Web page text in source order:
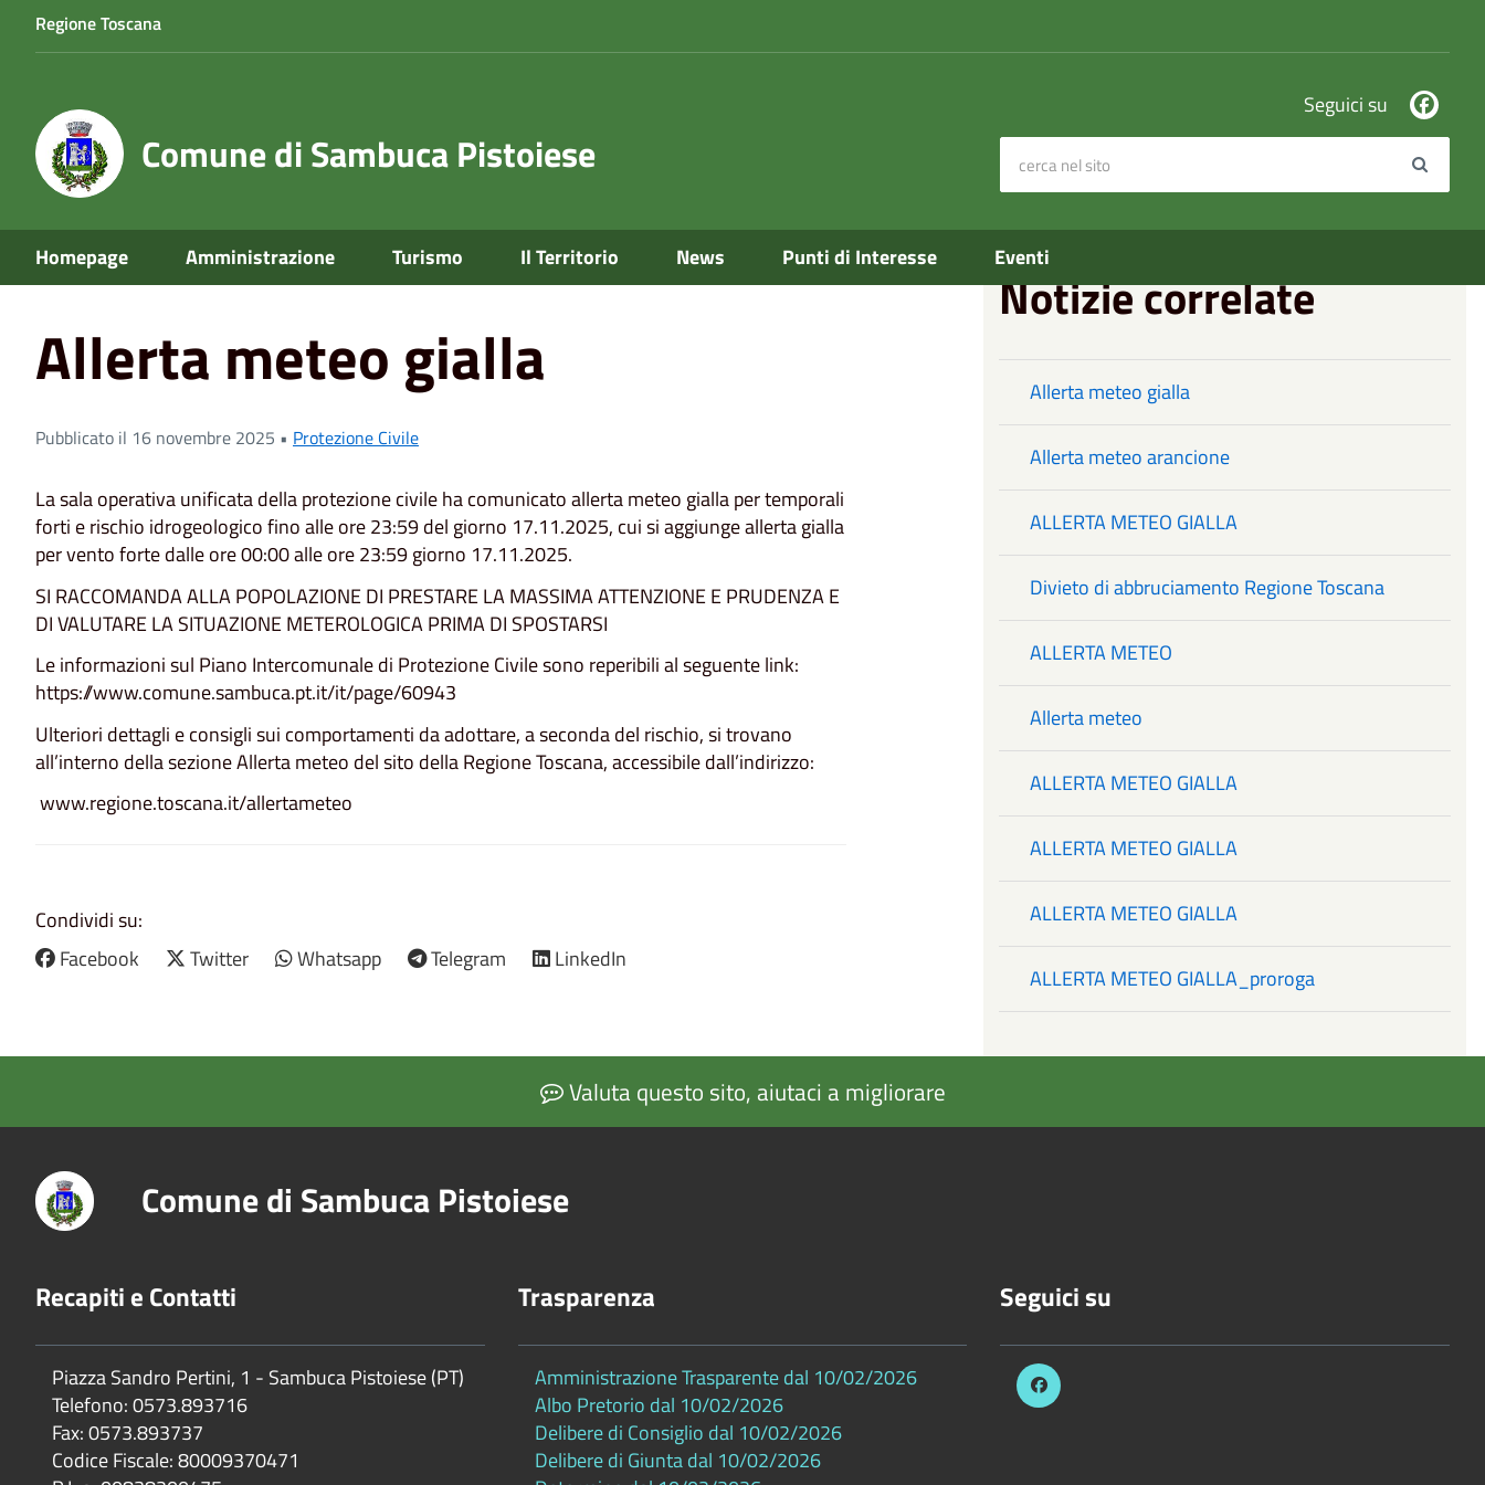
Regione Toscana
Comune di Sambuca Pistoiese
Seguici su
Homepage Amministrazione Turismo Il Territorio News Punti di Interesse Eventi
Home News Protezione Civile Allerta meteo gialla
Allerta meteo gialla
Pubblicato il 16 novembre 2025 • Protezione Civile
La sala operativa unificata della protezione civile ha comunicato allerta meteo gialla per temporali
forti e rischio idrogeologico fino alle ore 23:59 del giorno 17.11.2025, cui si aggiunge allerta gialla
per vento forte dalle ore 00:00 alle ore 23:59 giorno 17.11.2025.
SI RACCOMANDA ALLA POPOLAZIONE DI PRESTARE LA MASSIMA ATTENZIONE E PRUDENZA E
DI VALUTARE LA SITUAZIONE METEROLOGICA PRIMA DI SPOSTARSI
Le informazioni sul Piano Intercomunale di Protezione Civile sono reperibili al seguente link:
https://www.comune.sambuca.pt.it/it/page/60943
Ulteriori dettagli e consigli sui comportamenti da adottare, a seconda del rischio, si trovano
all’interno della sezione Allerta meteo del sito della Regione Toscana, accessibile dall’indirizzo:
www.regione.toscana.it/allertameteo
Condividi su:
Facebook
Twitter Whatsapp Telegram LinkedIn
Notizie correlate
Allerta meteo gialla
Allerta meteo arancione
ALLERTA METEO GIALLA
Divieto di abbruciamento Regione Toscana
ALLERTA METEO
Allerta meteo
ALLERTA METEO GIALLA
ALLERTA METEO GIALLA
ALLERTA METEO GIALLA
ALLERTA METEO GIALLA_proroga
Valuta questo sito, aiutaci a migliorare
Comune di Sambuca Pistoiese
Recapiti e Contatti
Piazza Sandro Pertini, 1 - Sambuca Pistoiese (PT)
Telefono: 0573.893716
Fax: 0573.893737
Codice Fiscale: 80009370471
Trasparenza
Amministrazione Trasparente dal 10/02/2026
Albo Pretorio dal 10/02/2026
Delibere di Consiglio dal 10/02/2026
Delibere di Giunta dal 10/02/2026
Seguici su